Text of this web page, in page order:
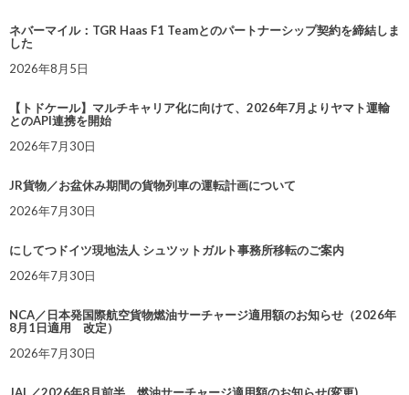
ネバーマイル：TGR Haas F1 Teamとのパートナーシップ契約を締結しま
した
2026年8月5日
【トドケール】マルチキャリア化に向けて、2026年7月よりヤマト運輸
とのAPI連携を開始
2026年7月30日
JR貨物／お盆休み期間の貨物列車の運転計画について
2026年7月30日
にしてつドイツ現地法人 シュツットガルト事務所移転のご案内
2026年7月30日
NCA／日本発国際航空貨物燃油サーチャージ適用額のお知らせ（2026年
8月1日適用 改定）
2026年7月30日